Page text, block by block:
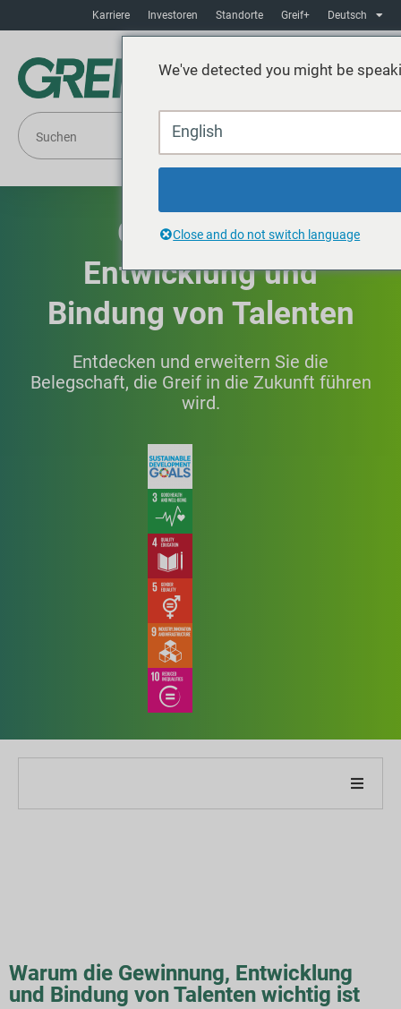
Karriere Investoren Standorte Greif+ Deutsch
Gewinnung,
Entwicklung und
Bindung von Talenten
Entdecken und erweitern Sie die
Belegschaft, die Greif in die Zukunft führen
wird.
und Leistung
Warum die Gewinnung, Entwicklung
und Bindung von Talenten wichtig ist
We've detected you might be
English
Close and do not switch language